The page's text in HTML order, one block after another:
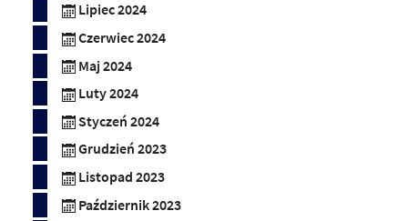
Lipiec 2024
Czerwiec 2024
Maj 2024
Luty 2024
Styczeń 2024
Grudzień 2023
Listopad 2023
Październik 2023